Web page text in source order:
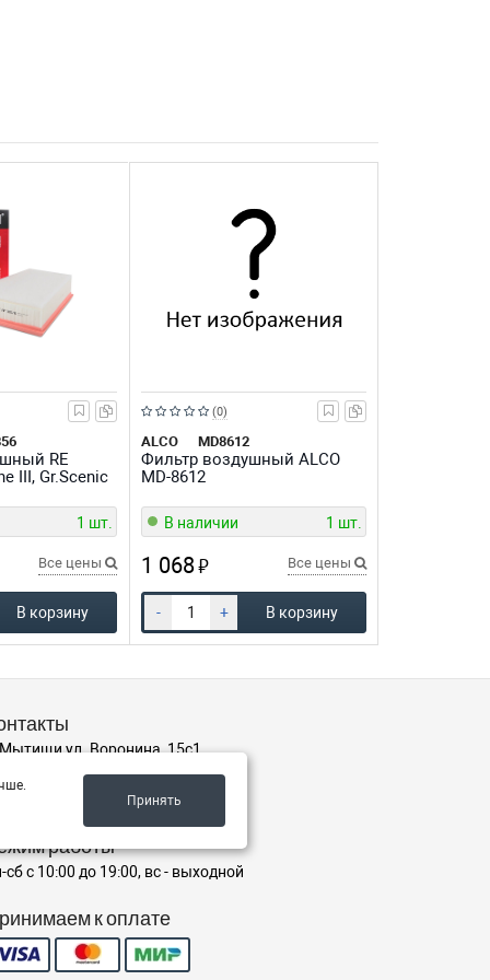
RE
III, Gr.Scenic
1 шт.
Все цены
В корзину
ALCO MD8612
Фильтр воздушный ALCO
MD-8612
Рейтинг:
из
5
звезд
(0)
В наличии 1 шт.
1 068₽ Все цены
- + В корзину
ул. Воронина, 15с1
00-10
работы
сб с 10:00 до 19:00, вс - выходной
к оплате
Принять